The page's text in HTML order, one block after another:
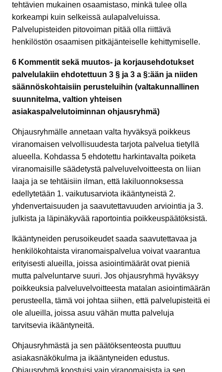
tehtävien mukainen osaamistaso, minkä tulee olla
korkeampi kuin selkeissä aulapalveluissa.
Palvelupisteiden pitovoiman pitää olla riittävä
henkilöstön osaamisen pitkäjänteiselle kehittymiselle.
6 Kommentit sekä muutos- ja korjausehdotukset
palvelulakiin ehdotettuun 3 § ja 3 a §:ään ja niiden
säännöskohtaisiin perusteluihin (valtakunnallinen
suunnitelma, valtion yhteisen
asiakaspalvelutoiminnan ohjausryhmä)
Ohjausryhmälle annetaan valta hyväksyä poikkeus
viranomaisen velvollisuudesta tarjota palvelua tietyllä
alueella. Kohdassa 5 ehdotettu harkintavalta poiketa
viranomaisille säädetystä palveluvelvoitteesta on liian
laaja ja se tehtäisiin ilman, että lakiluonnoksessa
edellytetään 1. vaikutusarviota ikääntyneistä 2.
yhdenvertaisuuden ja saavutettavuuden arviointia ja 3.
julkista ja läpinäkyvää raportointia poikkeuspäätöksistä.
Ikääntyneiden perusoikeudet saada saavutettavaa ja
henkilökohtaista viranomaispalvelua voivat vaarantua
erityisesti alueilla, joissa asiointimäärät ovat pieniä
mutta palveluntarve suuri. Jos ohjausryhmä hyväksyy
poikkeuksia palveluvelvoitteesta matalan asiointimäärän
perusteella, tämä voi johtaa siihen, että palvelupisteitä ei
ole alueilla, joissa asuu vähän mutta palveluja
tarvitsevia ikääntyneitä.
Ohjausryhmästä ja sen päätöksenteosta puuttuu
asiakasnäkökulma ja ikääntyneiden edustus.
Ohjausryhmä koostuisi vain viranomaisista ja sen